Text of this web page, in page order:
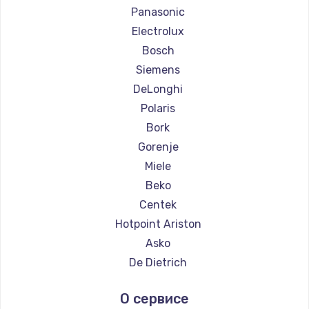
Ремонт кофемашин Saeco
Ремонт кофемашин La Cimbali
Ремонт кофемашин WMF
Ремонт кофемашин Yamaguchi
Ремонт кофемашин Nivona
Ремонт кофемашин Astoria
Ремонт кофемашин JVC
Ремонт кофемашин Ariston
Ремонт кофемашин Grundig
Ремонт кофемашин ROCKET MOZZAFIATO
Ремонт кофемашин Vivitek
Ремонт кофемашин Thomson
Ремонт кофемашин Hisense
Ремонт кофемашин DELTA
Ремонт кофемашин Kyvol
Panasonic
Electrolux
Bosch
Siemens
DeLonghi
Polaris
Bork
Gorenje
Miele
Beko
Centek
Hotpoint Ariston
Asko
De Dietrich
Ascaso
О сервисе